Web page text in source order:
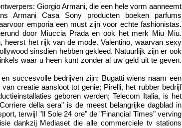
Giorgio Armani, die een hele vorm aanneemt
Armani Casa Sony producten boeken parfums
emporia een must zijn voor echte fashionistas.
door Miuccia Prada en ook het merk Miu Miu.
heerst het rijk van de mode. Valentino, waarvan sexy
sinsdien hebben gekleed. Natuurlijk zijn er ook
waar u heen kunt zonder al uw geld uit te geven.
succesvolle bedrijven zijn: Bugatti wiens naam een
creatie aansloot tot genie; Pirelli, het rubber bedrijf
geboren werden; Telecom Italia, is het
della sera" is de meest belangrijke dagblad in
terwijl "Il Sole 24 ore" de "Financial Times" verving
dankzij Mediaset die alle commerciele tv stations